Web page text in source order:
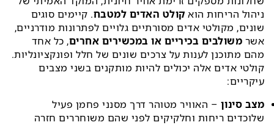
ניהול הריחות הוא קולט האדים למטבח. קיימים סוגים
שונים, מקולטי אדים מסורתיים גלויים לפתרונות מודרניים,
אשר משולבים בכיריים או במכשירים אחרים, כל אחד
מהם מתוכנן לענות על צרכים שונים של חלל ופונקציונליות.
קולטי אדים אלה יכולים להיות מותקנים בשני מצבים
עיקריים:
מצב סינון – האוויר מטוהר דרך מסנני פחמן פעיל
שלוכדים ריחות וחלקיקים לפני שהם משוחררים חזרה